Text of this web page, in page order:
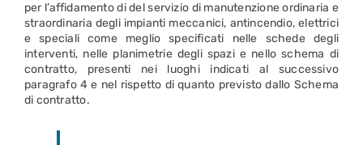
per l’affidamento di del servizio di manutenzione ordinaria e
straordinaria degli impianti meccanici, antincendio, elettrici
e speciali come meglio specificati nelle schede degli
interventi, nelle planimetrie degli spazi e nello schema di
contratto, presenti nei luoghi indicati al successivo
paragrafo 4 e nel rispetto di quanto previsto dallo Schema
di contratto.